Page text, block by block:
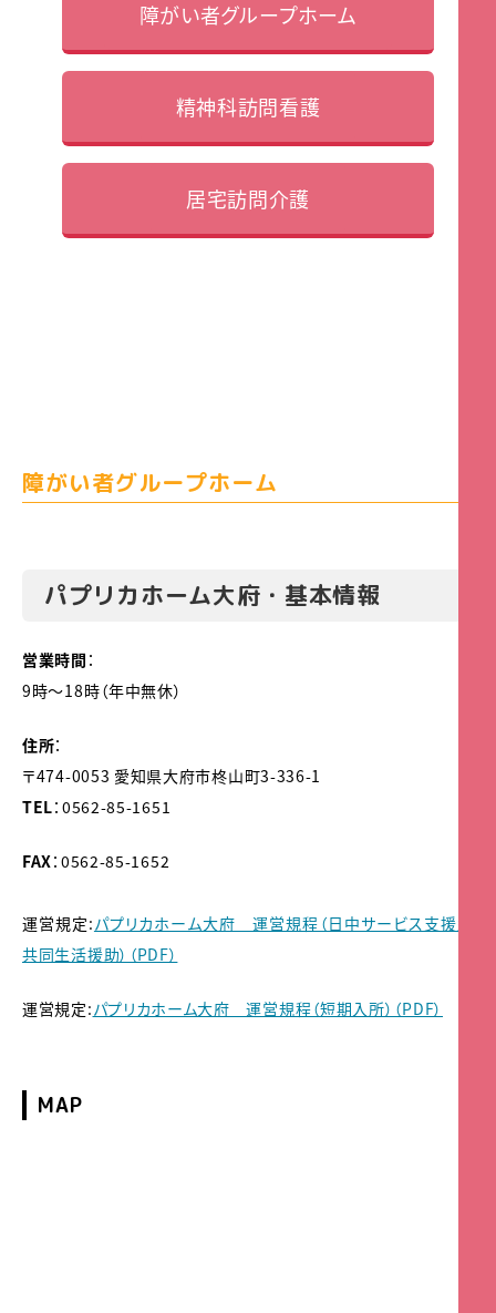
障がい者グループホーム
精神科訪問看護
居宅訪問介護
障がい者グループホーム
パプリカホーム大府・基本情報
営業時間 ：
9時～18時（年中無休）
住所：
〒474-0053 愛知県大府市柊山町3-336-1
TEL：0562-85-1651
FAX：0562-85-1652
運営規定: パプリカホーム大府 運営規程（日中サービス支援型
共同生活援助）（PDF）
運営規定: パプリカホーム大府 運営規程（短期入所）（PDF）
MAP